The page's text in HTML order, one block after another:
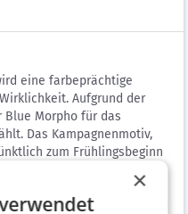
eine farbeprächtige
Aufgrund der
Blue Morpho für das
Das Kampagnenmotiv,
zum Frühlingsbeginn
Meter, einer
von über 3
die Passanten. Der Körper
×